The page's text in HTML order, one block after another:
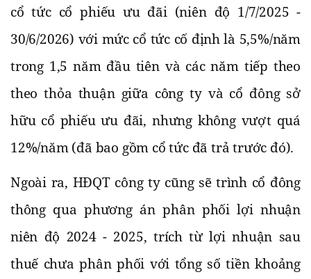
cổ tức cổ phiếu ưu đãi (niên độ 1/7/2025 -
30/6/2026) với mức cổ tức cố định là 5,5%/năm
trong 1,5 năm đầu tiên và các năm tiếp theo
theo thỏa thuận giữa công ty và cổ đông sở
hữu cổ phiếu ưu đãi, nhưng không vượt quá
12%/năm (đã bao gồm cổ tức đã trả trước đó).
Ngoài ra, HĐQT công ty cũng sẽ trình cổ đông
thông qua phương án phân phối lợi nhuận
niên độ 2024 - 2025, trích từ lợi nhuận sau
thuế chưa phân phối với tổng số tiền khoảng